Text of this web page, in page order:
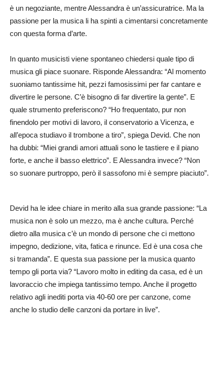
è un negoziante, mentre Alessandra è un’assicuratrice. Ma la
passione per la musica li ha spinti a cimentarsi concretamente
con questa forma d’arte.
In quanto musicisti viene spontaneo chiedersi quale tipo di
musica gli piace suonare. Risponde Alessandra: “Al momento
suoniamo tantissime hit, pezzi famosissimi per far cantare e
divertire le persone. C’è bisogno di far divertire la gente”. E
quale strumento preferiscono? “Ho frequentato, pur non
finendolo per motivi di lavoro, il conservatorio a Vicenza, e
all’epoca studiavo il trombone a tiro”, spiega Devid. Che non
ha dubbi: “Miei grandi amori attuali sono le tastiere e il piano
forte, e anche il basso elettrico”. E Alessandra invece? “Non
so suonare purtroppo, però il sassofono mi è sempre piaciuto”.
Devid ha le idee chiare in merito alla sua grande passione: “La
musica non è solo un mezzo, ma è anche cultura. Perché
dietro alla musica c’è un mondo di persone che ci mettono
impegno, dedizione, vita, fatica e rinunce. Ed è una cosa che
si tramanda”. E questa sua passione per la musica quanto
tempo gli porta via? “Lavoro molto in editing da casa, ed è un
lavoraccio che impiega tantissimo tempo. Anche il progetto
relativo agli inediti porta via 40-60 ore per canzone, come
anche lo studio delle canzoni da portare in live”.